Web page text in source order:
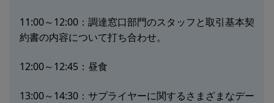
11:00～12:00：調達窓口部門のスタッフと取引基本契
約書の内容について打ち合わせ。
12:00～12:45：昼食
13:00～14:30：サプライヤーに関するさまざまなデー